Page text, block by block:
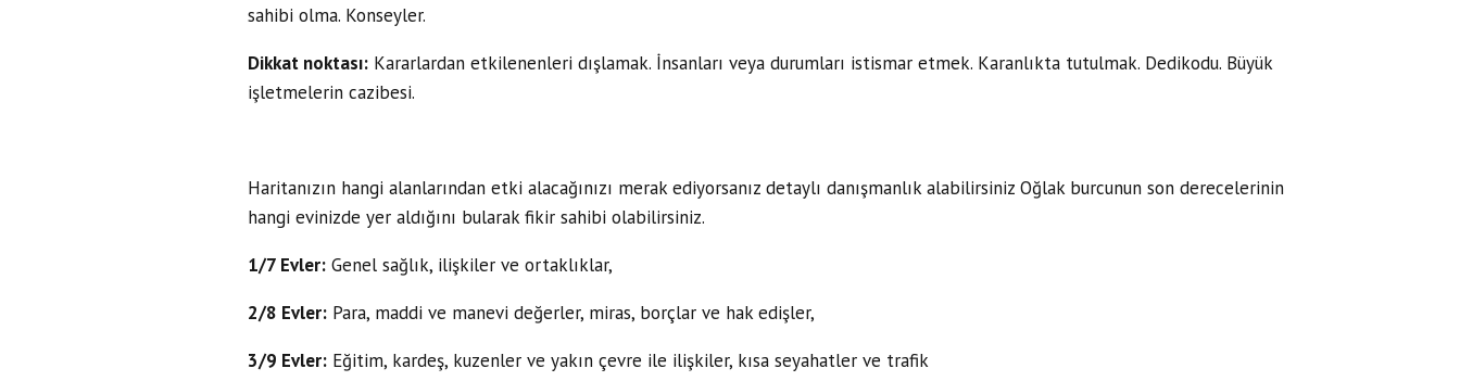
sahibi olma. Konseyler.
Dikkat noktası: Kararlardan etkilenenleri dışlamak. İnsanları veya durumları istismar etmek. Karanlıkta tutulmak. Dedikodu. Büyük
işletmelerin cazibesi.
Haritanızın hangi alanlarından etki alacağınızı merak ediyorsanız detaylı danışmanlık alabilirsiniz Oğlak burcunun son derecelerinin
hangi evinizde yer aldığını bularak fikir sahibi olabilirsiniz.
1/7 Evler: Genel sağlık, ilişkiler ve ortaklıklar,
2/8 Evler: Para, maddi ve manevi değerler, miras, borçlar ve hak edişler,
3/9 Evler: Eğitim, kardeş, kuzenler ve yakın çevre ile ilişkiler, kısa seyahatler ve trafik